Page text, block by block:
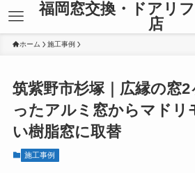
福岡窓交換・ドアリ
店
ホーム 施工事例
筑紫野市杉塚｜広縁の窓
ったアルミ窓からマドリ
い樹脂窓に取替
施工事例